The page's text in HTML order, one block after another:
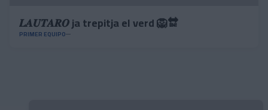
𝑳𝑨𝑼𝑻𝑨𝑹𝑶 ja trepitja el verd 🦁🔛
PRIMER EQUIPO